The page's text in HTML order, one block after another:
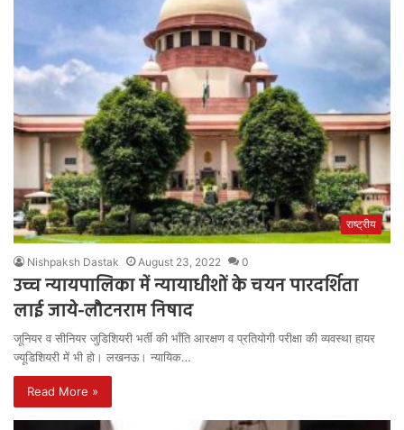
राष्ट्रीय
Nishpaksh Dastak August 23, 2022 0
उच्च न्यायपालिका में न्यायाधीशों के चयन पारदर्शिता
लाई जाये-लौटनराम निषाद
जूनियर व सीनियर जुडिशियरी भर्ती की भाँति आरक्षण व प्रतियोगी परीक्षा की व्यवस्था हायर
ज्यूडिशियरी में भी हो। लखनऊ। न्यायिक…
Read More »